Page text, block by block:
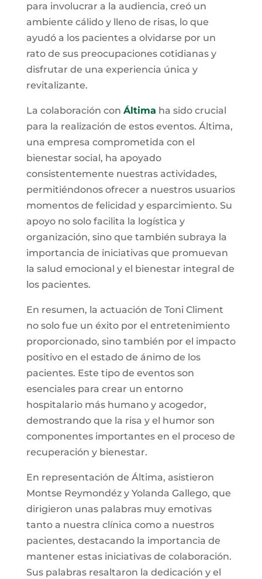
para involucrar a la audiencia, creó un
ambiente cálido y lleno de risas, lo que
ayudó a los pacientes a olvidarse por un
rato de sus preocupaciones cotidianas y
disfrutar de una experiencia única y
revitalizante.
La colaboración con Áltima ha sido crucial
para la realización de estos eventos. Áltima,
una empresa comprometida con el
bienestar social, ha apoyado
consistentemente nuestras actividades,
permitiéndonos ofrecer a nuestros usuarios
momentos de felicidad y esparcimiento. Su
apoyo no solo facilita la logística y
organización, sino que también subraya la
importancia de iniciativas que promuevan
la salud emocional y el bienestar integral de
los pacientes.
En resumen, la actuación de Toni Climent
no solo fue un éxito por el entretenimiento
proporcionado, sino también por el impacto
positivo en el estado de ánimo de los
pacientes. Este tipo de eventos son
esenciales para crear un entorno
hospitalario más humano y acogedor,
demostrando que la risa y el humor son
componentes importantes en el proceso de
recuperación y bienestar.
En representación de Áltima, asistieron
Montse Reymondéz y Yolanda Gallego, que
dirigieron unas palabras muy emotivas
tanto a nuestra clínica como a nuestros
pacientes, destacando la importancia de
mantener estas iniciativas de colaboración.
Sus palabras resaltaron la dedicación y el